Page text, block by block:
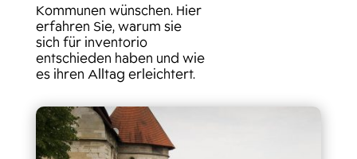
Kommunen wünschen. Hier
erfahren Sie, warum sie
sich für inventorio
entschieden haben und wie
es ihren Alltag erleichtert.